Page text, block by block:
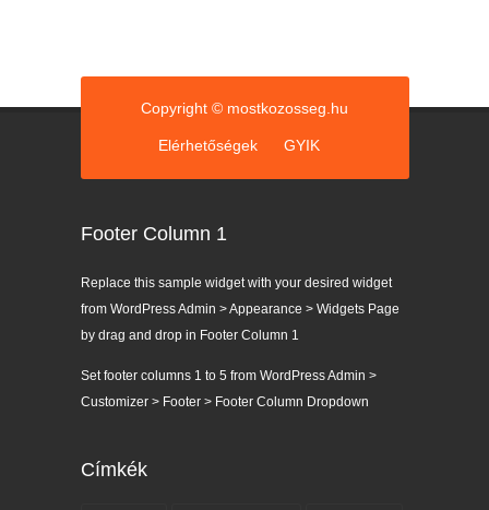
Copyright © mostkozosseg.hu
Elérhetőségek GYIK
Footer Column 1
Replace this sample widget with your desired widget
from WordPress Admin > Appearance > Widgets Page
by drag and drop in Footer Column 1
Set footer columns 1 to 5 from WordPress Admin >
Customizer > Footer > Footer Column Dropdown
Címkék